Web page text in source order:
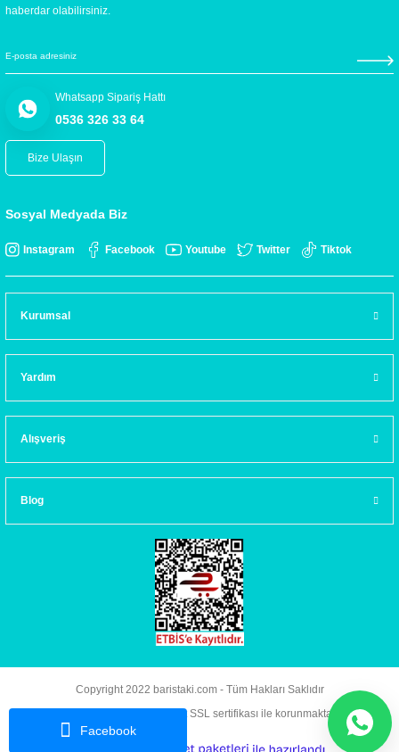
Facebook
haberdar olabilirsiniz.
Whatsapp Sipariş Hattı
0536 326 33 64
Bize Ulaşın
Sosyal Medyada Biz
Instagram Facebook Youtube Twitter Tiktok
Kurumsal
Yardım
Alışveriş
Blog
Copyright 2022 baristaki.com - Tüm Hakları Saklıdır
Kredi kartı bilgileriniz 256bit SSL sertifikası ile korunmaktadır.
e- ile